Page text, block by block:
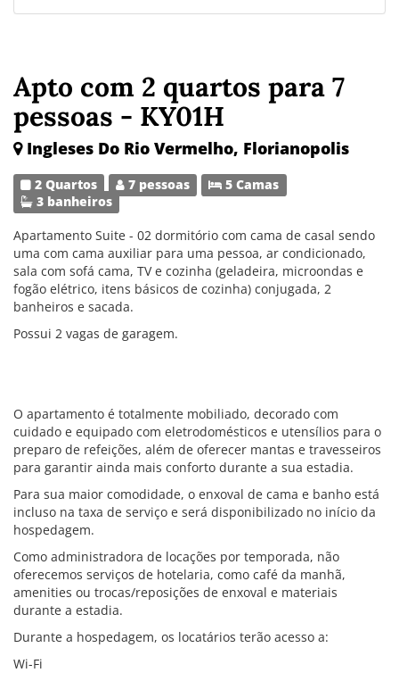
Apto com 2 quartos para 7
pessoas - KY01H
Ingleses Do Rio Vermelho, Florianopolis
2 Quartos 7 pessoas
5 Camas
3 banheiros
Apartamento Suite - 02 dormitório com cama de casal sendo
uma com cama auxiliar para uma pessoa, ar condicionado,
sala com sofá cama, TV e cozinha (geladeira, microondas e
fogão elétrico, itens básicos de cozinha) conjugada, 2
banheiros e sacada.
Possui 2 vagas de garagem.
O apartamento é totalmente mobiliado, decorado com
cuidado e equipado com eletrodomésticos e utensílios para o
preparo de refeições, além de oferecer mantas e travesseiros
para garantir ainda mais conforto durante a sua estadia.
Para sua maior comodidade, o enxoval de cama e banho está
incluso na taxa de serviço e será disponibilizado no início da
hospedagem.
Como administradora de locações por temporada, não
oferecemos serviços de hotelaria, como café da manhã,
amenities ou trocas/reposições de enxoval e materiais
durante a estadia.
Durante a hospedagem, os locatários terão acesso a:
Wi-Fi